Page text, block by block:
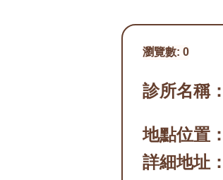
瀏覽數: 0
診所名稱：
地點位置：
詳細地址：